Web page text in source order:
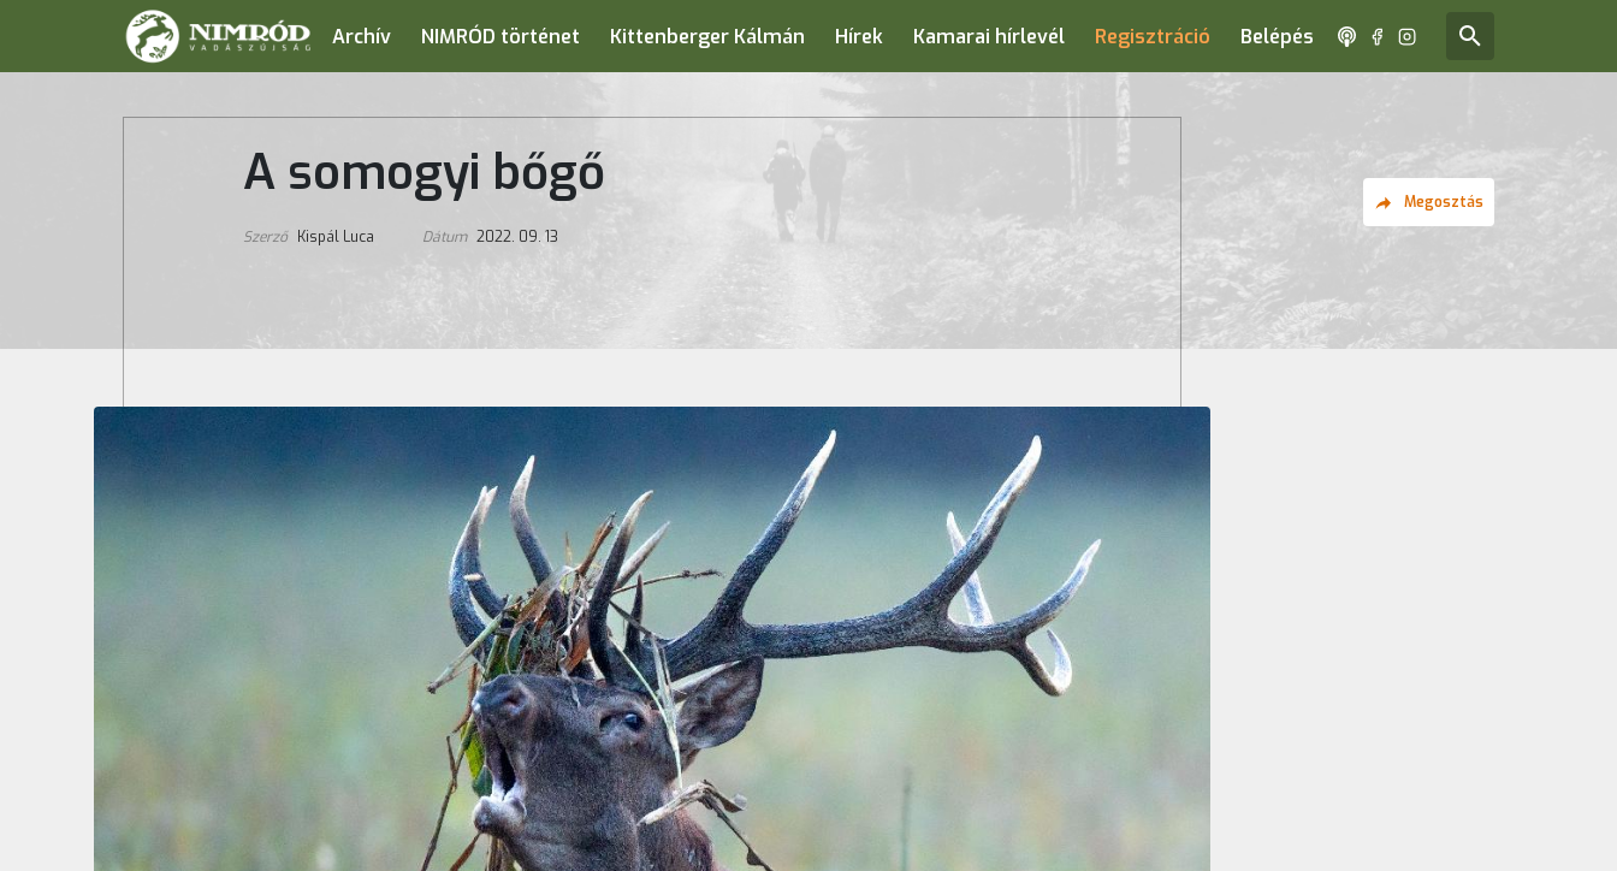
Archív NIMRÓD történet Kittenberger Kálmán Hírek Kamarai hírlevél Regisztráció Belépés
A somogyi bőgő
Szerző Kispál Luca Dátum 2022. 09. 13
Megosztás